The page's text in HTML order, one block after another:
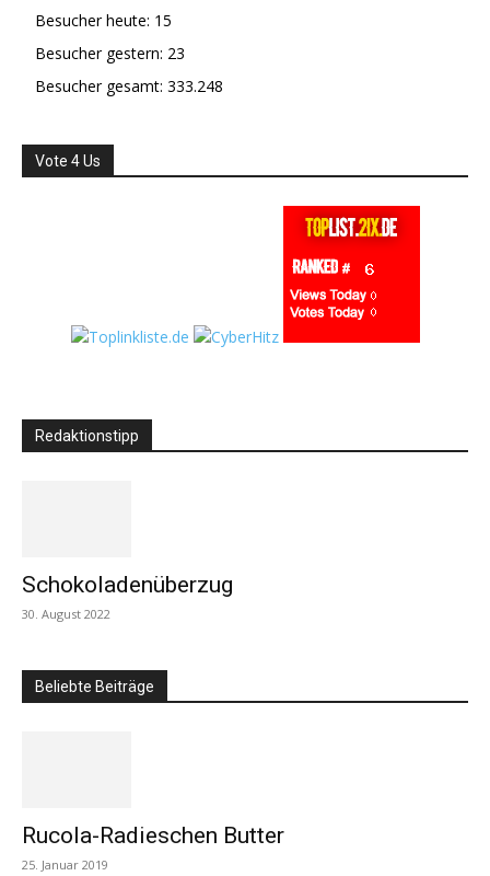
Besucher heute: 15
Besucher gestern: 23
Besucher gesamt: 333.248
Vote 4 Us
Redaktionstipp
Schokoladenüberzug
30. August 2022
Beliebte Beiträge
Rucola-Radieschen Butter
25. Januar 2019